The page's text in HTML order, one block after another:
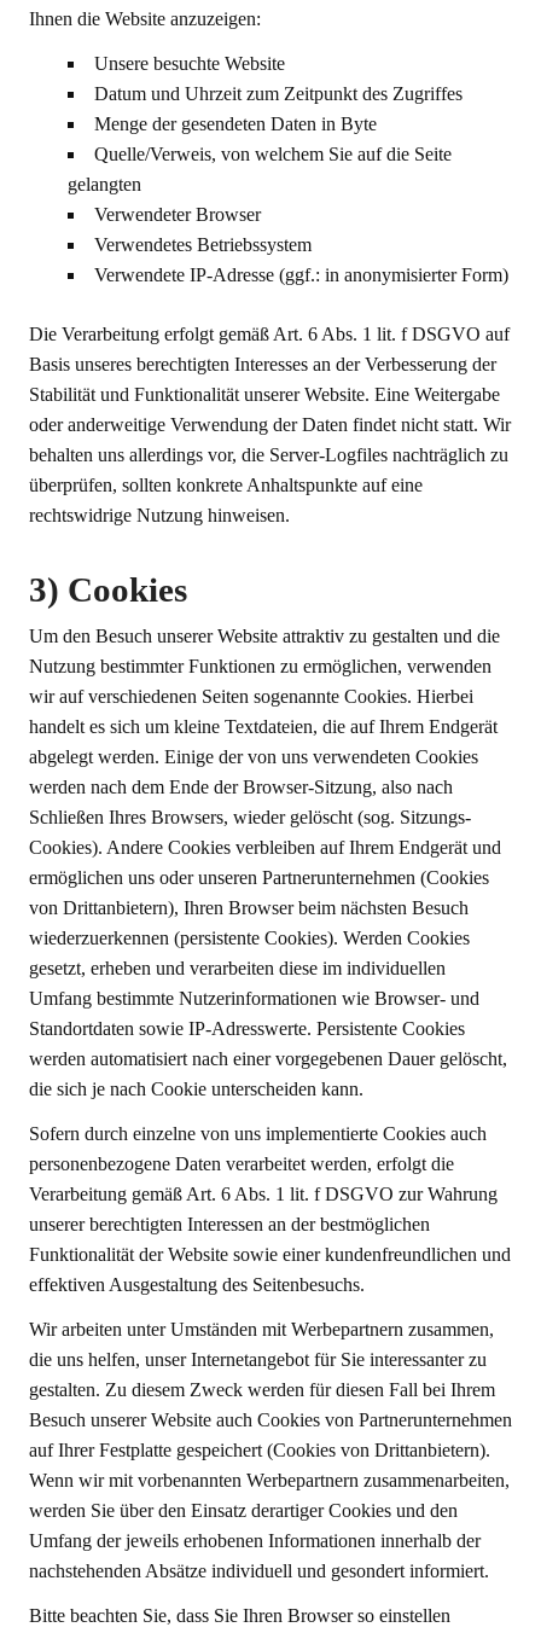
Ihnen die Website anzuzeigen:
Unsere besuchte Website
Datum und Uhrzeit zum Zeitpunkt des Zugriffes
Menge der gesendeten Daten in Byte
Quelle/Verweis, von welchem Sie auf die Seite
gelangten
Verwendeter Browser
Verwendetes Betriebssystem
Verwendete IP-Adresse (ggf.: in anonymisierter Form)
Die Verarbeitung erfolgt gemäß Art. 6 Abs. 1 lit. f DSGVO auf
Basis unseres berechtigten Interesses an der Verbesserung der
Stabilität und Funktionalität unserer Website. Eine Weitergabe
oder anderweitige Verwendung der Daten findet nicht statt. Wir
behalten uns allerdings vor, die Server-Logfiles nachträglich zu
überprüfen, sollten konkrete Anhaltspunkte auf eine
rechtswidrige Nutzung hinweisen.
3) Cookies
Um den Besuch unserer Website attraktiv zu gestalten und die
Nutzung bestimmter Funktionen zu ermöglichen, verwenden
wir auf verschiedenen Seiten sogenannte Cookies. Hierbei
handelt es sich um kleine Textdateien, die auf Ihrem Endgerät
abgelegt werden. Einige der von uns verwendeten Cookies
werden nach dem Ende der Browser-Sitzung, also nach
Schließen Ihres Browsers, wieder gelöscht (sog. Sitzungs-
Cookies). Andere Cookies verbleiben auf Ihrem Endgerät und
ermöglichen uns oder unseren Partnerunternehmen (Cookies
von Drittanbietern), Ihren Browser beim nächsten Besuch
wiederzuerkennen (persistente Cookies). Werden Cookies
gesetzt, erheben und verarbeiten diese im individuellen
Umfang bestimmte Nutzerinformationen wie Browser- und
Standortdaten sowie IP-Adresswerte. Persistente Cookies
werden automatisiert nach einer vorgegebenen Dauer gelöscht,
die sich je nach Cookie unterscheiden kann.
Sofern durch einzelne von uns implementierte Cookies auch
personenbezogene Daten verarbeitet werden, erfolgt die
Verarbeitung gemäß Art. 6 Abs. 1 lit. f DSGVO zur Wahrung
unserer berechtigten Interessen an der bestmöglichen
Funktionalität der Website sowie einer kundenfreundlichen und
effektiven Ausgestaltung des Seitenbesuchs.
Wir arbeiten unter Umständen mit Werbepartnern zusammen,
die uns helfen, unser Internetangebot für Sie interessanter zu
gestalten. Zu diesem Zweck werden für diesen Fall bei Ihrem
Besuch unserer Website auch Cookies von Partnerunternehmen
auf Ihrer Festplatte gespeichert (Cookies von Drittanbietern).
Wenn wir mit vorbenannten Werbepartnern zusammenarbeiten,
werden Sie über den Einsatz derartiger Cookies und den
Umfang der jeweils erhobenen Informationen innerhalb der
nachstehenden Absätze individuell und gesondert informiert.
Bitte beachten Sie, dass Sie Ihren Browser so einstellen